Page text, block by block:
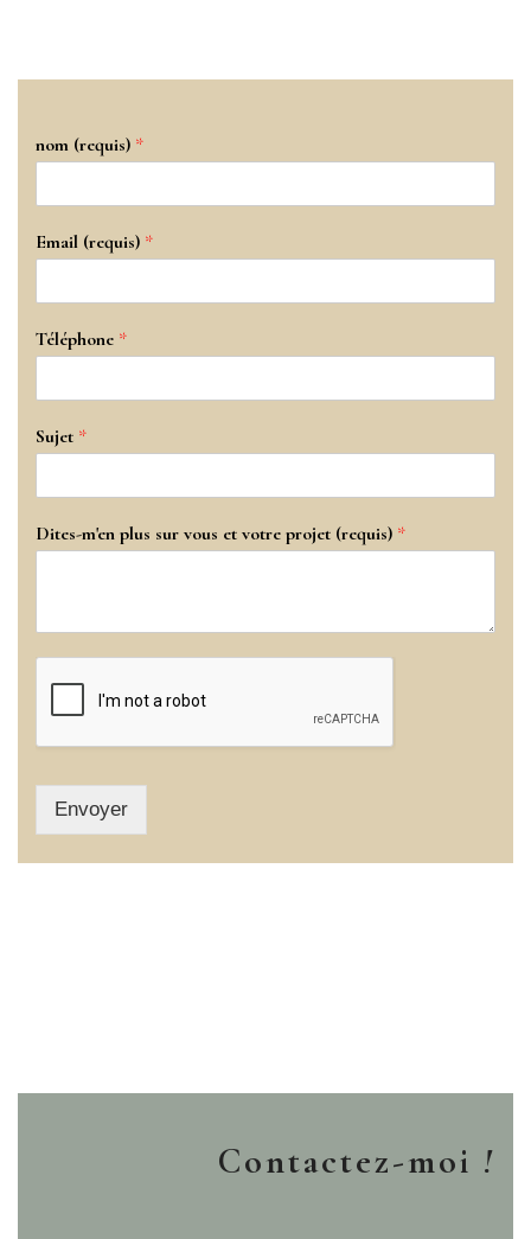
nom (requis) *
Email (requis) *
Téléphone *
Sujet *
Dites-m'en plus sur vous et votre projet (requis) *
Envoyer
Contactez-moi !